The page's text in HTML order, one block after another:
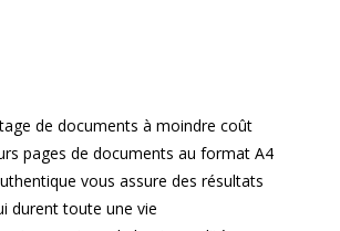
de documents à moindre coût
pages de documents au format A4
vous assure des résultats
durent toute une vie